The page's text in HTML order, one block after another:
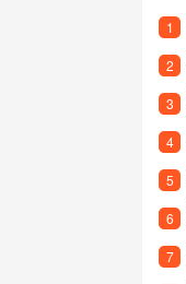
1
2
3
4
5
6
7